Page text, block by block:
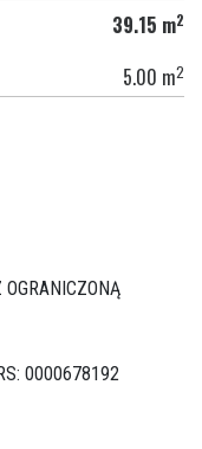
39.15 m2
5.00 m2
0000678192